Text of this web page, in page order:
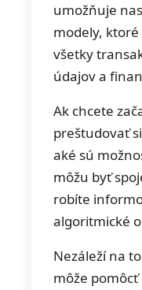
umožňuje
modely,
všetky
údajov a
Ak chcete
preštudovať
aké sú
môžu byť
robíte
algoritmické
Nezáleží na
môže